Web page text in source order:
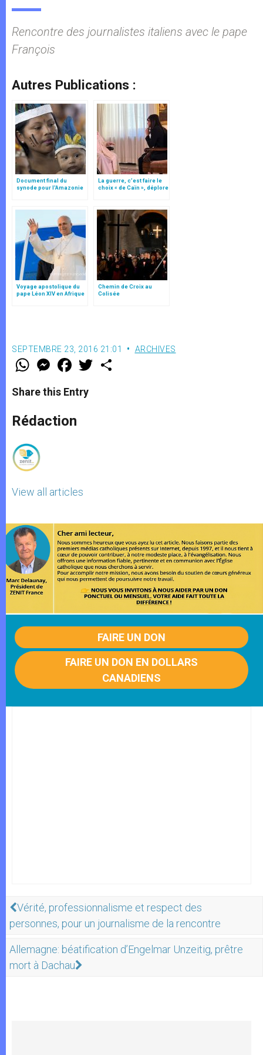
Rencontre des journalistes italiens avec le pape
François
Autres Publications :
Document final du
synode pour l'Amazonie
La guerre, c’est faire le
choix « de Caïn », déplore
Voyage apostolique du
pape Léon XIV en Afrique
Chemin de Croix au
Colisée
SEPTEMBRE 23, 2016 21:01 ARCHIVES
W
t
s
p
p
M
e
s
e
g
e
F
a
e
b
o
k
w
Share this Entry
Rédaction
View all articles
FAIRE UN DON
FAIRE UN DON EN DOLLARS
CANADIENS
Vérité, professionnalisme et respect des
personnes, pour un journalisme de la rencontre
Allemagne: béatification d’Engelmar Unzeitig, prêtre
mort à Dachau